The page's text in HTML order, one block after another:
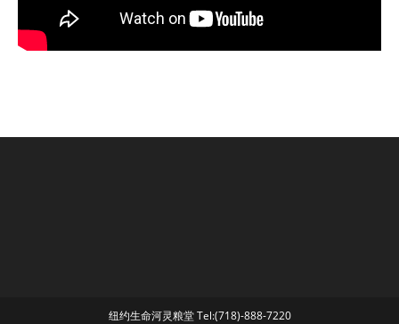
纽约生命河灵粮堂 Tel:(718)-888-7220